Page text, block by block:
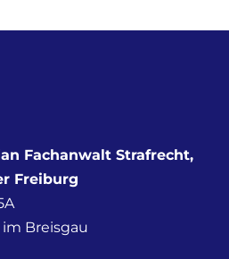
Fachanwalt Strafrecht,
Freiburg
Breisgau